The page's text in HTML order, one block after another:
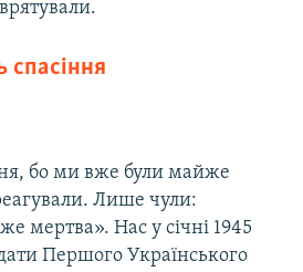
спасіння
бо ми вже були майже
Лише чули:
мертва». Нас у січні 1945
Першого Українського